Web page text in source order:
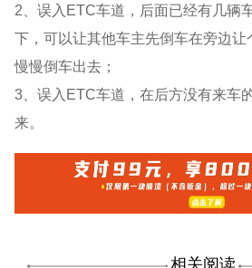
2、误入ETC车道，后面已经有几辆
下，可以让其他车主先倒车在旁边
慢慢倒车出去；
3、误入ETC车道，在后方没有来车
来。
相关阅读